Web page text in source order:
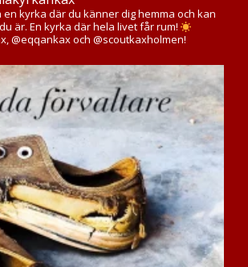
en kyrka där du känner dig hemma och kan
är. En kyrka där hela livet får rum!
@eqqankax och @scoutkaxholmen!